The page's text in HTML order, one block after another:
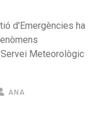
d'Emergències ha
Meteorològic
ANA